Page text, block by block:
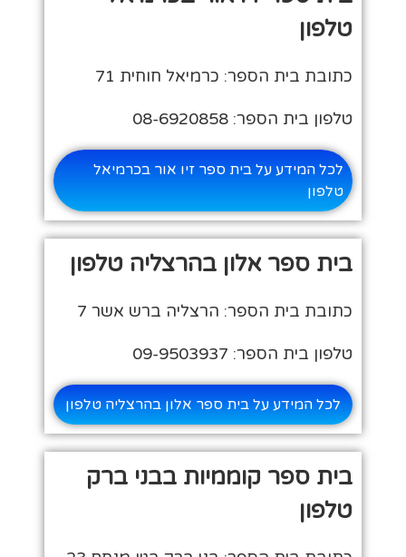
טלפון
כתובת בית הספר: כרמיאל חוחית 71
טלפון בית הספר: 08-6920858
לכל המידע על בית ספר זיו אור בכרמיאל
טלפון
בית ספר אלון בהרצליה טלפון
כתובת בית הספר: הרצליה ברש אשר 7
טלפון בית הספר: 09-9503937
לכל המידע על בית ספר אלון בהרצליה טלפון
בית ספר קוממיות בבני ברק
טלפון